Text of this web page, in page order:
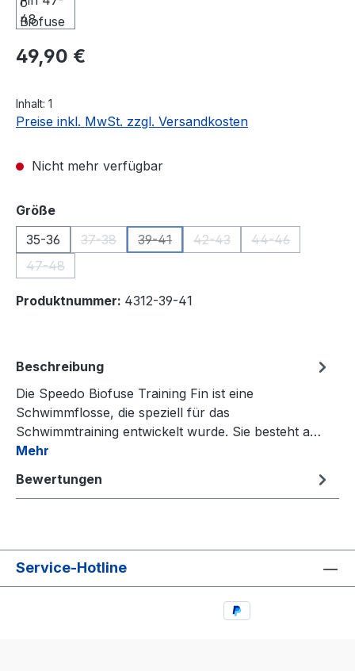
Regulärer Preis:
49,90 €
Inhalt: 1
Preise inkl. MwSt. zzgl. Versandkosten
Nicht mehr verfügbar
Größeauswählen
35-36
37-38
(Diese Option ist zurzeit nicht verfügbar.)
39-41
(Diese Option ist zurzeit nicht
42-43
(Diese Option ist zurzeit
44-46
(Diese Option
47-48
(Diese Option ist zurzeit nicht verfügbar.)
Produktnummer: 4312-39-41
Beschreibung
Die Speedo Biofuse Training Fin ist eine
Schwimmflosse, die speziell für das
Schwimmtraining entwickelt wurde. Sie besteht a…
Mehr
Bewertungen
Service-Hotline